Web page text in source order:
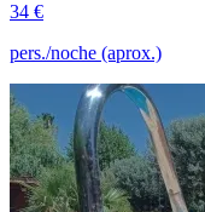
34 €
pers./noche (aprox.)